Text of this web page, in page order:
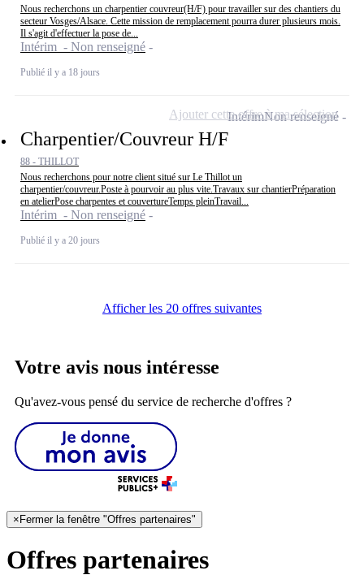
Nous recherchons un charpentier couvreur(H/F) pour travailler sur des chantiers du
secteur Vosges/Alsace. Cette mission de remplacement pourra durer plusieurs mois.
Il s'agit d'effectuer la pose de...
Intérim - Non renseigné
Publié il y a 18 jours
Charpentier/Couvreur H/F
88 - THILLOT
Nous recherchons pour notre client situé sur Le Thillot un
charpentier/couvreur.Poste à pourvoir au plus vite.Travaux sur chantierPréparation
en atelierPose charpentes et couvertureTemps pleinTravail...
Intérim - Non renseigné
Publié il y a 20 jours
IntérimNon renseigné
Ajouter cette offre à ma sélection
Afficher les 20 offres suivantes
Votre avis nous intéresse
Qu'avez-vous pensé du service de recherche d'offres ?
×Fermer la fenêtre "Offres partenaires"
Offres partenaires